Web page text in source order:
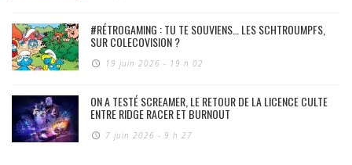
#RÉTROGAMING : TU TE SOUVIENS… LES SCHTROUMPFS,
SUR COLECOVISION ?
19 juin 2026 - 19 h 02
ON A TESTÉ SCREAMER, LE RETOUR DE LA LICENCE CULTE
ENTRE RIDGE RACER ET BURNOUT
7 juin 2026 - 9 h 27